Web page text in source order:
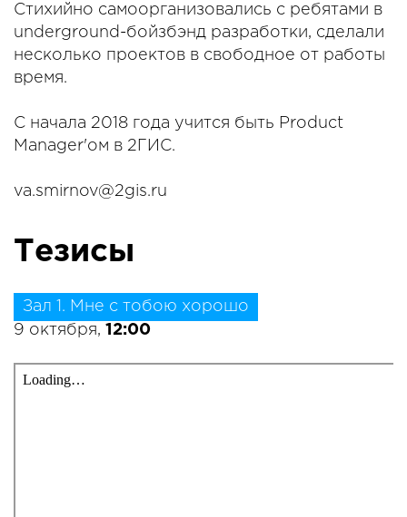
Стихийно самоорганизовались с ребятами в
underground-бойзбэнд разработки, сделали
несколько проектов в свободное от работы
время.
С начала 2018 года учится быть Product
Manager'ом в 2ГИС.
va.smirnov@2gis.ru
Тезисы
Зал 1. Мне с тобою хорошо
9 октября, 12:00